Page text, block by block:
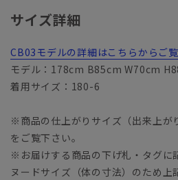
サイズ詳細
CB03モデルの詳細はこちらからご覧
モデル：178cm B85cm W70cm
着用サイズ：180-6
※商品の仕上がりサイズ（出来上が
をご覧下さい。
※お届けする商品の下げ札・タグに
ヌードサイズ（体の寸法）のため上